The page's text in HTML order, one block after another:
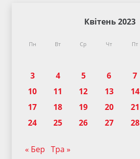
Квітень 2023
Пн Вт Ср Чт Пт
3
4 5 6 7
10
11 12 13 14
17
18 19 20 21
24
25 26 27 28
« Бер Тра »